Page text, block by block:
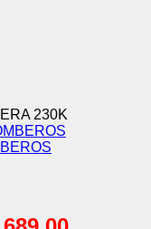
230K